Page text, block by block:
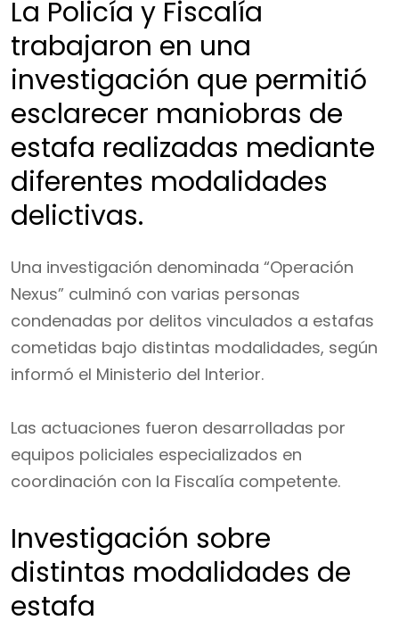
La Policía y Fiscalía
trabajaron en una
investigación que permitió
esclarecer maniobras de
estafa realizadas mediante
diferentes modalidades
delictivas.
Una investigación denominada “Operación
Nexus” culminó con varias personas
condenadas por delitos vinculados a estafas
cometidas bajo distintas modalidades, según
informó el Ministerio del Interior.
Las actuaciones fueron desarrolladas por
equipos policiales especializados en
coordinación con la Fiscalía competente.
Investigación sobre
distintas modalidades de
estafa